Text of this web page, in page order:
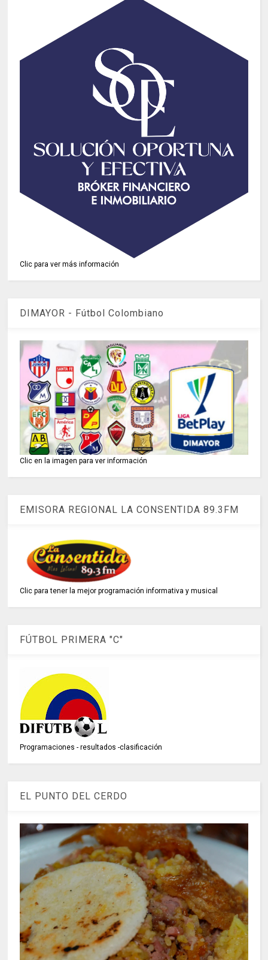
Clic para ver más información
DIMAYOR - Fútbol Colombiano
Clic en la imagen para ver información
EMISORA REGIONAL LA CONSENTIDA 89.3FM
Clic para tener la mejor programación informativa y musical
FÚTBOL PRIMERA "C"
Programaciones - resultados -clasificación
EL PUNTO DEL CERDO